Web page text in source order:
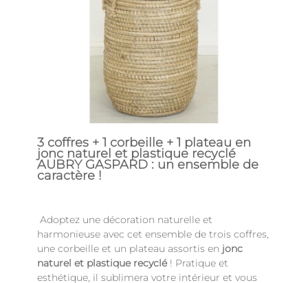
3 coffres + 1 corbeille + 1 plateau en
jonc naturel et plastique recyclé
AUBRY GASPARD : un ensemble de
caractère !
Adoptez une décoration naturelle et
harmonieuse avec cet ensemble de trois coffres,
une corbeille et un plateau assortis en jonc
naturel et plastique recyclé! Pratique et
esthétique, il sublimera votre intérieur et vous